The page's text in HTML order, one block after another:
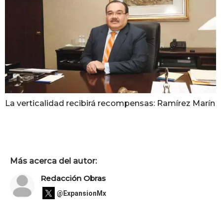
La verticalidad recibirá recompensas: Ramírez Marín
Más acerca del autor:
Redacción Obras
@ExpansionMx